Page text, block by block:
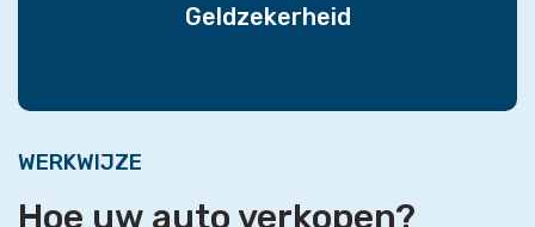
Geldzekerheid
WERKWIJZE
Hoe uw auto verkopen?